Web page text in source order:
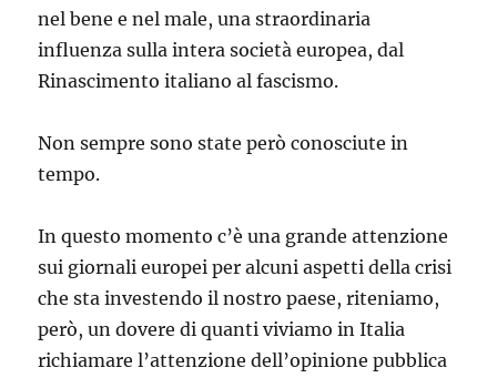
nel bene e nel male, una straordinaria
influenza sulla intera società europea, dal
Rinascimento italiano al fascismo.
Non sempre sono state però conosciute in
tempo.
In questo momento c’è una grande attenzione
sui giornali europei per alcuni aspetti della crisi
che sta investendo il nostro paese, riteniamo,
però, un dovere di quanti viviamo in Italia
richiamare l’attenzione dell’opinione pubblica